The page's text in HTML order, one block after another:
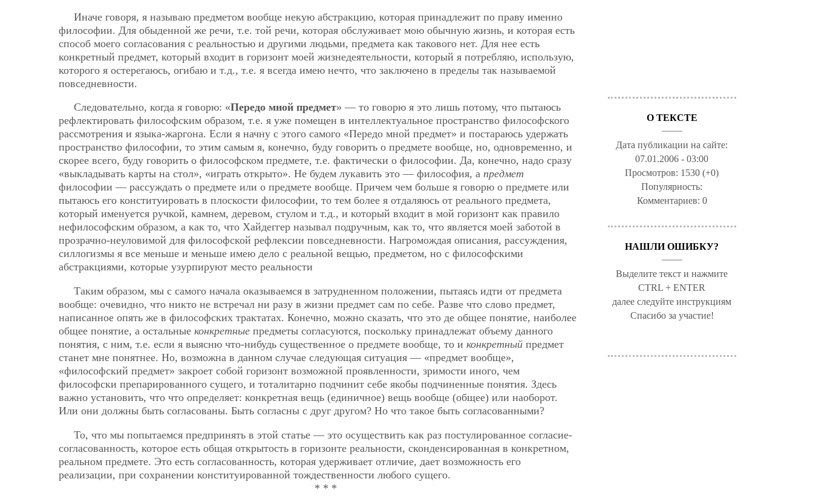
Иначе говоря, я называю предметом вообще некую абстракцию, которая принадлежит по праву именно
философии. Для обыденной же речи, т.е. той речи, которая обслуживает мою обычную жизнь, и которая есть
способ моего согласования с реальностью и другими людьми, предмета как такового нет. Для нее есть
конкретный предмет, который входит в горизонт моей жизнедеятельности, который я потребляю, использую,
которого я остерегаюсь, огибаю и т.д., т.е. я всегда имею нечто, что заключено в пределы так называемой
повседневности.
Следовательно, когда я говорю: «Передо мной предмет» — то говорю я это лишь потому, что пытаюсь
рефлектировать философским образом, т.е. я уже помещен в интеллектуальное пространство философского
рассмотрения и языка-жаргона. Если я начну с этого самого «Передо мной предмет» и постараюсь удержать
пространство философии, то этим самым я, конечно, буду говорить о предмете вообще, но, одновременно, и
скорее всего, буду говорить о философском предмете, т.е. фактически о философии. Да, конечно, надо сразу
«выкладывать карты на стол», «играть открыто». Не будем лукавить это — философия, а предмет
философии — рассуждать о предмете или о предмете вообще. Причем чем больше я говорю о предмете или
пытаюсь его конституировать в плоскости философии, то тем более я отдаляюсь от реального предмета,
который именуется ручкой, камнем, деревом, стулом и т.д., и который входит в мой горизонт как правило
нефилософским образом, а как то, что Хайдеггер называл подручным, как то, что является моей заботой в
прозрачно-неуловимой для философской рефлексии повседневности. Нагромождая описания, рассуждения,
силлогизмы я все меньше и меньше имею дело с реальной вещью, предметом, но с философскими
абстракциями, которые узурпируют место реальности
Таким образом, мы с самого начала оказываемся в затрудненном положении, пытаясь идти от предмета
вообще: очевидно, что никто не встречал ни разу в жизни предмет сам по себе. Разве что слово предмет,
написанное опять же в философских трактатах. Конечно, можно сказать, что это де общее понятие, наиболее
общее понятие, а остальные конкретные предметы согласуются, поскольку принадлежат объему данного
понятия, с ним, т.е. если я выясню что-нибудь существенное о предмете вообще, то и конкретный предмет
станет мне понятнее. Но, возможна в данном случае следующая ситуация — «предмет вообще»,
«философский предмет» закроет собой горизонт возможной проявленности, зримости иного, чем
философски препарированного сущего, и тоталитарно подчинит себе якобы подчиненные понятия. Здесь
важно установить, что что определяет: конкретная вещь (единичное) вещь вообще (общее) или наоборот.
Или они должны быть согласованы. Быть согласны с друг другом? Но что такое быть согласованными?
То, что мы попытаемся предпринять в этой статье — это осуществить как раз постулированное согласие-
согласованность, которое есть общая открытость в горизонте реальности, сконденсированная в конкретном,
реальном предмете. Это есть согласованность, которая удерживает отличие, дает возможность его
реализации, при сохранении конституированной тождественности любого сущего.
* * *
О ТЕКСТЕ
Дата публикации на сайте:
07.01.2006 - 03:00
Просмотров: 1530 (+0)
Популярность:
Комментариев: 0
НАШЛИ ОШИБКУ?
Выделите текст и нажмите
CTRL + ENTER
далее следуйте инструкциям
Спасибо за участие!